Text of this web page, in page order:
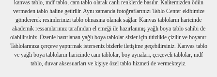
kanvas tablo, mdf tablo, cam tablo olarak canlı renklerde basılır. Kalitemizden ödün
vermeden tablo haline getirilir. Aynı zamanda fotoğraflarınızı Tablo Center ekibimize
göndererek resimlerinizi tablo olmasına olanak sağlar. Kanvas tabloların haricinde
akademik ressamlarımız tarafından el emeği ile hazırlanmış yağlı boya tablo sahibi de
olabilirsiniz. Özenle hazırlanan yağlı boya tablolar sizler için titizlikle çizilir ve boyanır.
Tablolarınıza çerçeve yaptırmak isterseniz bizlerle iletişime geçebilirsiniz. Kanvas tablo
ve yağlı boya tabloların haricinde cam tablolar, boy aynaları, çerçeveli tablolar, mdf
tablo, duvar aksesuarları ve kişiye özel tablo hizmeti de vermekteyiz.